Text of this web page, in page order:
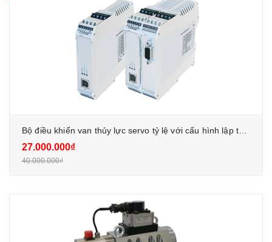
Bộ điều khiển van thủy lực servo tỷ lệ với cấu hình lập trình được đầu vào và đầu ra
27.000.000₫
40.000.000₫